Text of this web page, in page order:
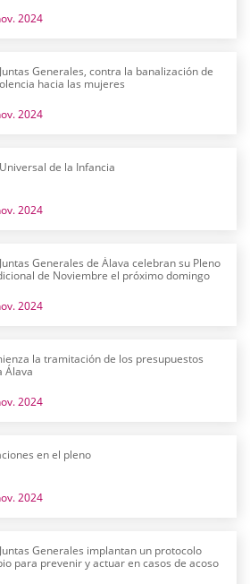
2024
Generales, contra la banalización de
hacia las mujeres
2024
de la Infancia
2024
Generales de Álava celebran su Pleno
de Noviembre el próximo domingo
2024
la tramitación de los presupuestos
Álava
2024
en el pleno
2024
Generales implantan un protocolo
para prevenir y actuar en casos de acoso